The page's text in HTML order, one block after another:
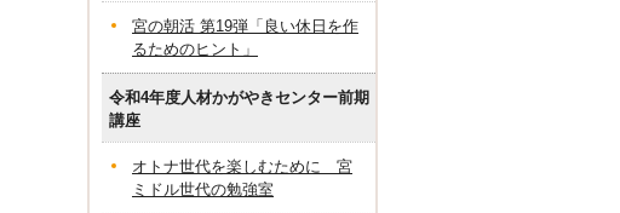
宮の朝活 第19弾「良い休日を作
るためのヒント」
令和4年度人材かがやきセンター前期
講座
オトナ世代を楽しむために 宮
ミドル世代の勉強室